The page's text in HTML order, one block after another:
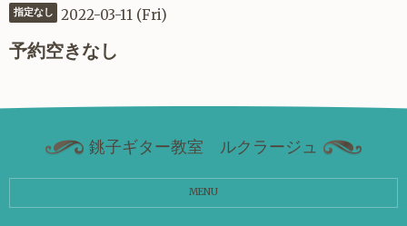
指定なし 2022-03-11 (Fri)
予約空きなし
銚子ギター教室 ルクラージュ
MENU